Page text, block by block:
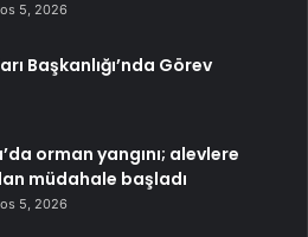
5, 2026
Başkanlığı’nda Görev
orman yangını; alevlere
müdahale başladı
5, 2026